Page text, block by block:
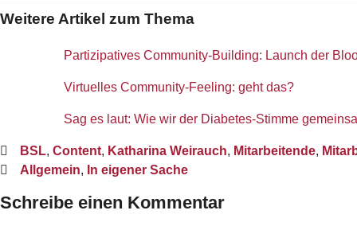
Weitere Artikel zum Thema
Partizipatives Community-Building: Launch der
Virtuelles Community-Feeling: geht das?
Sag es laut: Wie wir der Diabetes-Stimme
BSL, Content, Katharina Weirauch, Mitarbeitende,
Allgemein, In eigener Sache
Schreibe einen Kommentar